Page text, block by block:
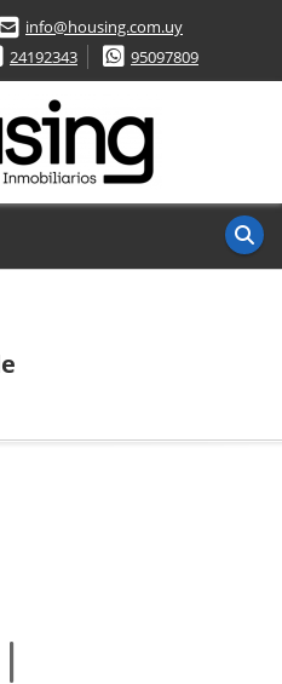
info@housing.com.uy
24192343
95097809